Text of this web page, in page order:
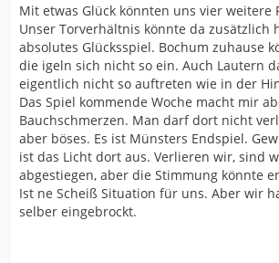
Mit etwas Glück könnten uns vier weitere
Unser Torverhältnis könnte da zusätzlich
absolutes Glücksspiel. Bochum zuhause
die igeln sich nicht so ein. Auch Lautern
eigentlich nicht so auftreten wie in der
Das Spiel kommende Woche macht mir
Bauchschmerzen. Man darf dort nicht
aber böses. Es ist Münsters Endspiel.
ist das Licht dort aus. Verlieren wir, sind
abgestiegen, aber die Stimmung könnte
Ist ne Scheiß Situation für uns. Aber wir
selber eingebrockt.